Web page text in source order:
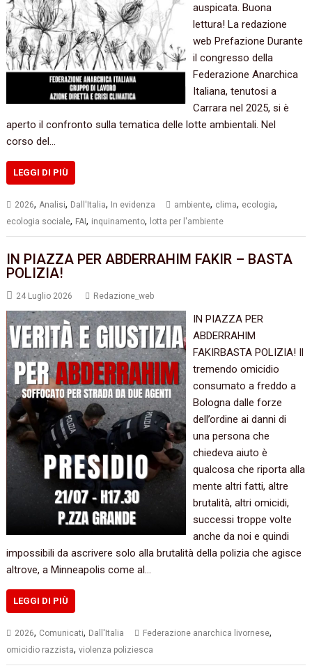
auspicata. Buona
lettura! La redazione
web Prefazione Durante
il congresso della
Federazione Anarchica
Italiana, tenutosi a
Carrara nel 2025, si è
aperto il confronto sulla tematica delle lotte ambientali. Nel
corso del…
LEGGI DI PIÙ
2026,Analisi, Dall'Italia, In evidenza ambiente, clima, ecologia,
ecologia sociale, FAI, inquinamento, lotta per l'ambiente
IN PIAZZA PER ABDERRAHIM FAKIR – BASTA
POLIZIA!
24 Luglio 2026 Redazione_web
IN PIAZZA PER
ABDERRAHIM
FAKIRBASTA POLIZIA! Il
tremendo omicidio
consumato a freddo a
Bologna dalle forze
dell’ordine ai danni di
una persona che
chiedeva aiuto è
qualcosa che riporta alla
mente altri fatti, altre
brutalità, altri omicidi,
successi troppe volte
anche da noi e quindi
impossibili da ascrivere solo alla brutalità della polizia che agisce
altrove, a Minneapolis come al…
LEGGI DI PIÙ
2026, Comunicati, Dall'Italia Federazione anarchica livornese,
omicidio razzista,violenza poliziesca